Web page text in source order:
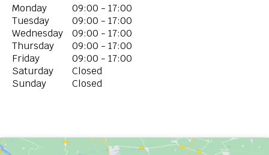
Monday
09:00 - 17:00
Tuesday
09:00 - 17:00
Wednesday
09:00 - 17:00
Thursday
09:00 - 17:00
Friday
09:00 - 17:00
Saturday
Closed
Sunday
Closed